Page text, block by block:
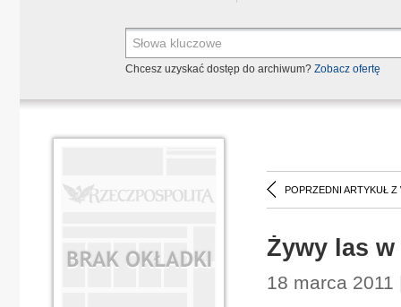
Chcesz uzyskać dostęp do archiwum? Zobacz ofertę
POPRZEDNI ARTYKUŁ Z
Żywy las
18 marca